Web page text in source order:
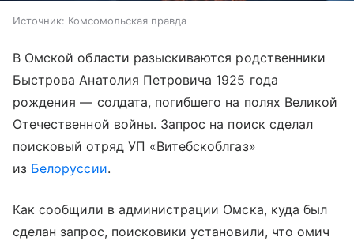
Источник: Комсомольская правда
В Омской области разыскиваются родственники
Быстрова Анатолия Петровича 1925 года
рождения — солдата, погибшего на полях Великой
Отечественной войны. Запрос на поиск сделал
поисковый отряд УП «Витебскоблгаз»
из Белоруссии.
Как сообщили в администрации Омска, куда был
сделан запрос, поисковики установили, что омич